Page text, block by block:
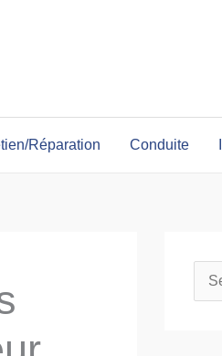
Réparation Conduite
e